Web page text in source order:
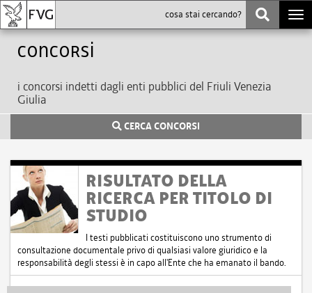
Concorsi
i concorsi indetti dagli enti pubblici del Friuli Venezia
Giulia
CERCA CONCORSI
RISULTATO DELLA
RICERCA PER TITOLO DI
STUDIO
I testi pubblicati costituiscono uno strumento di
consultazione documentale privo di qualsiasi valore giuridico e la
responsabilità degli stessi è in capo all'Ente che ha emanato il bando.